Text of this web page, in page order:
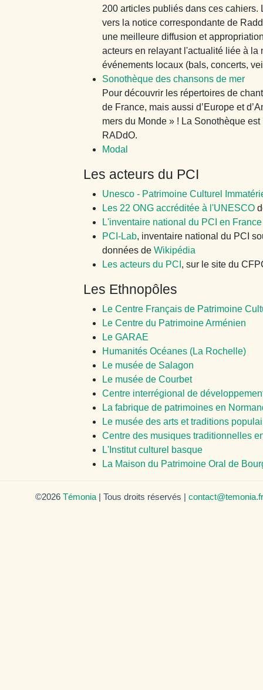
200 articles publiés dans ces
vers la notice correspondante de
une meilleure diffusion et
acteurs en relayant l'actualité liée à
événements locaux (bals, concerts,
Sonothèque des chansons de mer
Pour découvrir les répertoires de
de France, mais aussi d’Europe et
mers du Monde » ! La Sonothèque
RADdO.
Modal
Les acteurs du PCI
Unesco - Patrimoine Culturel
Les 22 ONG accréditée à l'UNESCO
L'inventaire national du PCI en France
PCI-Lab, inventaire national du PCI
données de Wikipédia
Les acteurs du PCI , sur le site du
Les Ethnopôles
Le Centre Français de Patrimoine
Le Centre du Patrimoine Arménien
Le GARAE
Humanités Océanes (La Rochelle)
Le musée de Salagon
Le musée de Courbet
Centre interrégional de
La fabrique de patrimoines en
Le musée des arts et traditions
Centre des musiques traditionnelles
L'Institut culturel basque
La Maison du Patrimoine Oral de
©2026 Témonia | Tous droits réservés | contact@temonia.fr